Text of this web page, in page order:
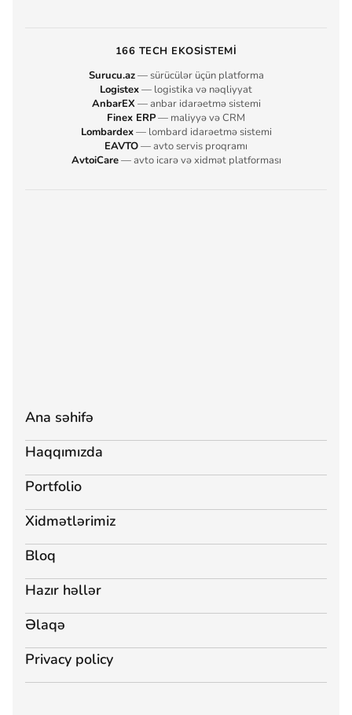
166 TECH EKOSISTEMI
Surucu.az— sürücülər üçün platforma
Logistex— logistika və nəqliyyat
AnbarEX — anbar idarəetmə sistemi
Finex ERP— maliyyə və CRM
Lombardex— lombard idarəetmə sistemi
EAVTO— avto servis proqramı
AvtoiCare— avto icarə və xidmət platforması
Ana səhifə
Haqqımızda
Portfolio
Xidmətlərimiz
Bloq
Hazır həllər
Əlaqə
Privacy policy